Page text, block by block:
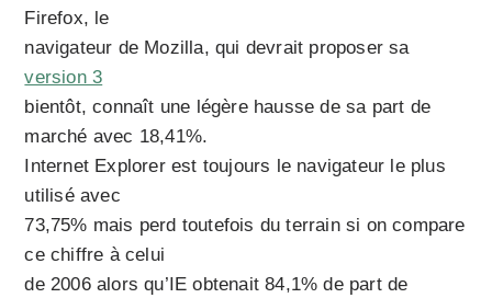
Firefox, le
navigateur de Mozilla, qui devrait proposer sa
version 3
bientôt, connaît une légère hausse de sa part de
marché avec 18,41%.
Internet Explorer est toujours le navigateur le plus
utilisé avec
73,75% mais perd toutefois du terrain si on compare
ce chiffre à celui
de 2006 alors qu’IE obtenait 84,1% de part de